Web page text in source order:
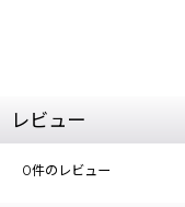
レビュー
0件のレビュー